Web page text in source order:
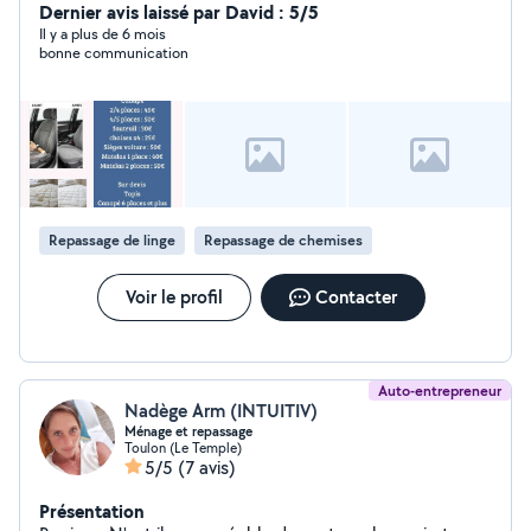
propose les service suivants : Entretien du logement
Préparation des repas Sortie extérieure (courses
,rdv,ballade) Garde de nuit (forfait) Aide toilette
animaux ainsi petit Entretien jardin . Je vous propose
repassage corbeille 25euro Je reste à votre disposition
pour plus de renseignements. Merci . A Bientôt. Cecilia
.B Cecilia.
Dernier avis laissé par David : 5/5
Il y a plus de 6 mois
bonne communication
Repassage de linge Repassage de chemises
Voir le profil Contacter
Auto-entrepreneur
Nadège Arm (INTUITIV)
Ménage et repassage
Toulon (Le Temple)
5/5 (7 avis)
Présentation